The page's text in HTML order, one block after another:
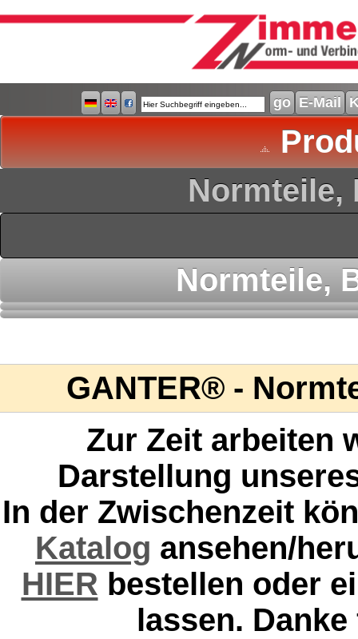
E-Mail
Normteile,
Normteile,
GANTER® -
Zur Zeit arbeiten
Darstellung
In der Zwischenzeit
Katalog ansehen/
HIER bestellen oder
lassen.